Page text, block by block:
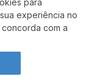
para
experiência no
com a